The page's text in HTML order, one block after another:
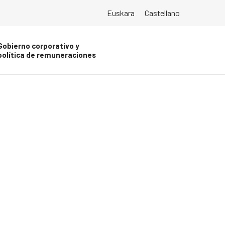
Euskara Castellano
corporativo y
de remuneraciones